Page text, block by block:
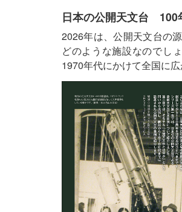
日本の公開天文台 100
2026年は、公開天文台の
どのような施設なのでし
1970年代にかけて全国に